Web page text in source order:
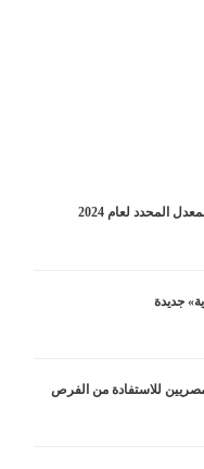
المحدد لعام 2024
جديدة
للاستفادة من الفرص